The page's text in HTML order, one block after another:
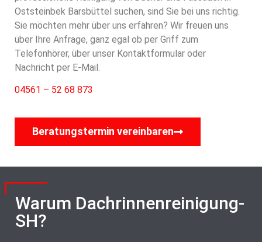
Oststeinbek Barsbüttel suchen, sind Sie bei uns richtig.
Sie möchten mehr über uns erfahren? Wir freuen uns
über Ihre Anfrage, ganz egal ob per Griff zum
Telefonhörer, über unser Kontaktformular oder
Nachricht per E-Mail.
04561 – 52 68 873
Beratungstermin vereinbaren
Warum Dachrinnenreinigung-
SH?